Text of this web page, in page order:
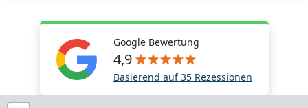
Google Bewertung
4,9
Basierend auf 35 Rezessionen